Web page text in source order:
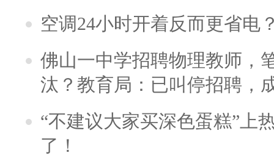
空调24小时开着反而更省电
佛山一中学招聘物理教师，
汰？教育局：已叫停招聘，
“不建议大家买深色蛋糕”上
了！